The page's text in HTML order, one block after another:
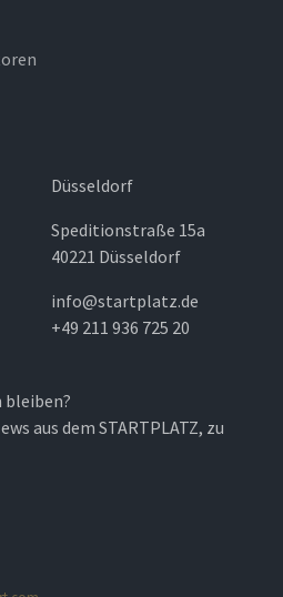
Düsseldorf
Speditionstraße 15a
40221 Düsseldorf
info@startplatz.de
+49 211 936 725 20
bleiben?
aus dem STARTPLATZ, zu